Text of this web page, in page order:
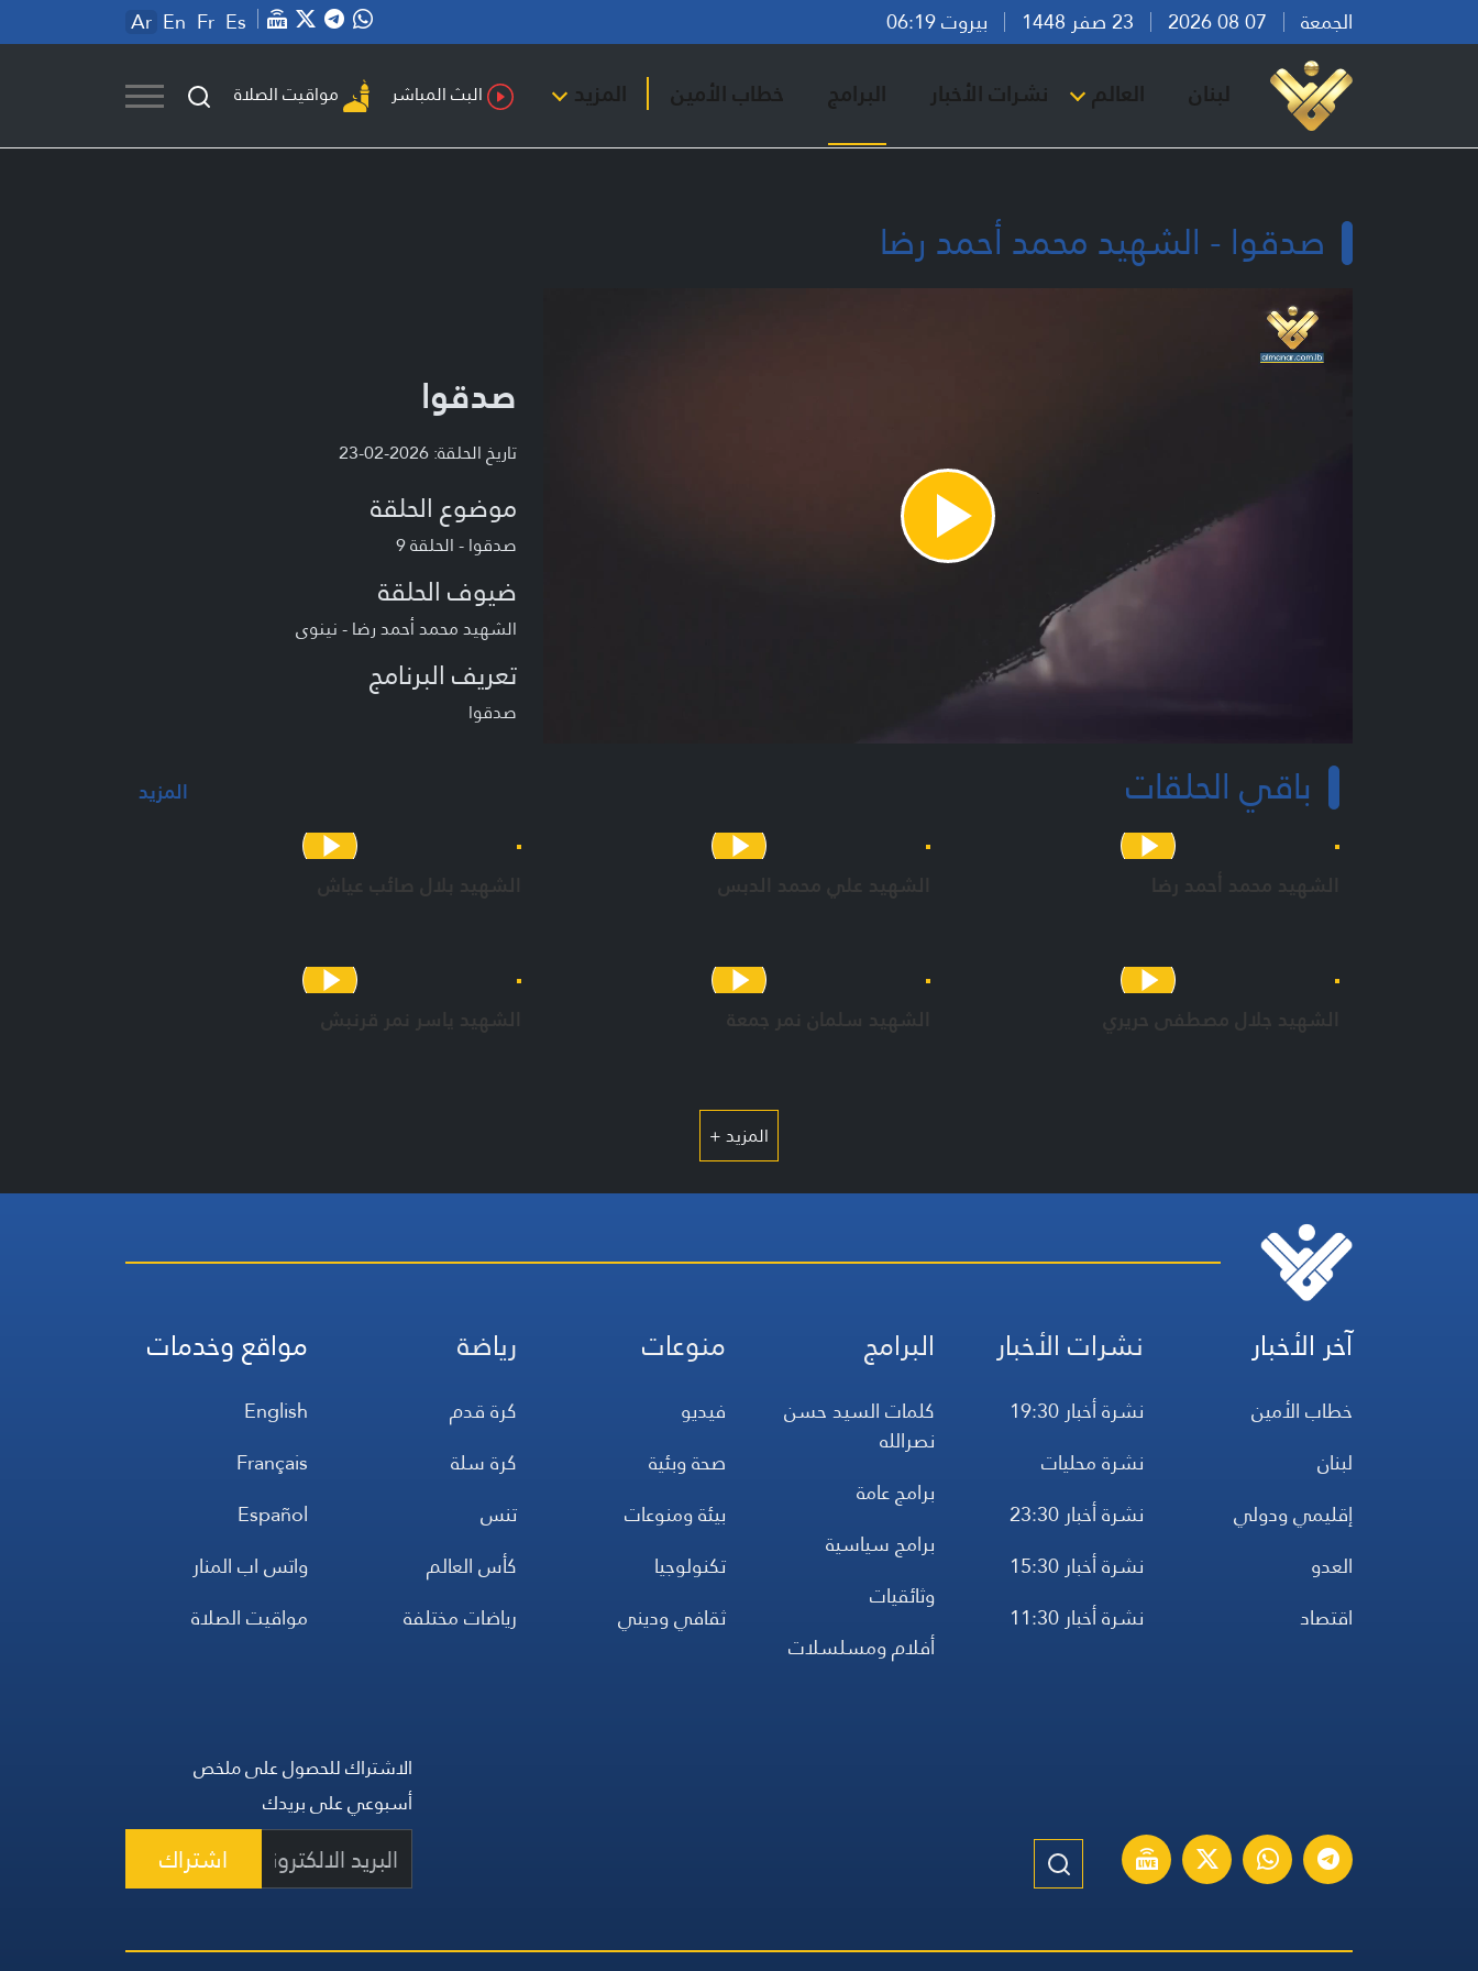
الجمعة بيروت 06:19 Ar En Fr Es
لبنان العالم نشرات الأخبار البرامج خطاب الأمين المزيد البث المباشر مواقيت الصلاة
صدقوا - الشهيد محمد أحمد رضا
Play
Video
صدقوا
تاريخ الحلقة: 2026-02-23
موضوع الحلقة
صدقوا - الحلقة 9
ضيوف الحلقة
الشهيد محمد أحمد رضا - نينوى
تعريف البرنامج
صدقوا
باقي الحلقات المزيد
الشهيد محمد أحمد رضا الشهيد علي محمد الدبس الشهيد بلال صائب عياش
الشهيد جلال مصطفى حريري الشهيد سلمان نمر جمعة الشهيد ياسر نمر قرنبش
المزيد +
آخر الأخبار
خطاب الأمين
لبنان
إقليمي ودولي
العدو
اقتصاد
نشرات الأخبار
نشرة أخبار 19:30
نشرة محليات
نشرة أخبار 23:30
نشرة أخبار 15:30
نشرة أخبار 11:30
البرامج
كلمات السيد حسن
نصرالله
برامج عامة
برامج سياسية
وثائقيات
أفلام ومسلسلات
منوعات
فيديو
صحة وبئية
بيئة ومنوعات
تكنولوجيا
ثقافي وديني
رياضة
كرة قدم
كرة سلة
تنس
كأس العالم
رياضات مختلفة
مواقع وخدمات
English
Français
Español
واتس اب المنار
مواقيت الصلاة
الاشتراك للحصول على ملخص
أسبوعي على بريدك
اشتراك